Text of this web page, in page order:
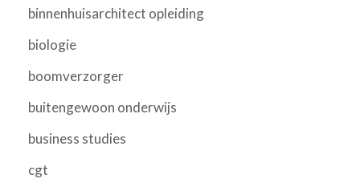
binnenhuisarchitect opleiding
biologie
boomverzorger
buitengewoon onderwijs
business studies
cgt